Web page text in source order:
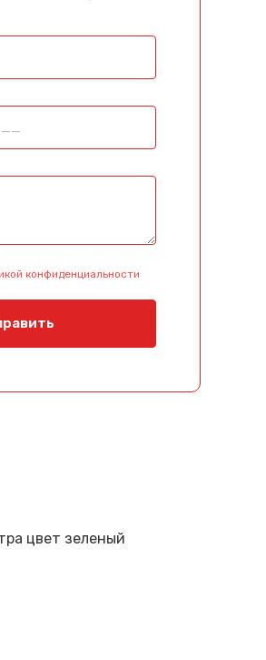
конфиденциальности